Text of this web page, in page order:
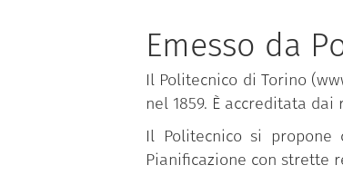
Emesso da
Il Politecnico di Torino
nel 1859. È accreditata
Il Politecnico si
Pianificazione con strette